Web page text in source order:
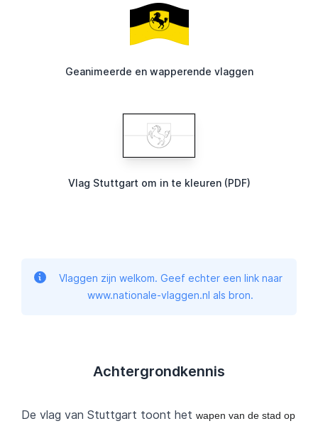
Geanimeerde en wapperende vlaggen
Vlag Stuttgart om in te kleuren (PDF)
Vlaggen zijn welkom. Geef echter een link naar
www.nationale-vlaggen.nl als bron.
Achtergrondkennis
De vlag van Stuttgart toont het wapen van de stad op